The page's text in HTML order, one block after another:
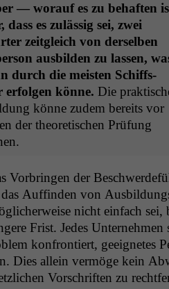
— worauf es zu behaften
es zuläs­sig sei, zwei
zeit­gle­ich von der­sel­ben
aus­bilden zu lassen,
durch die meis­ten Schiffs­
erfol­gen könne. Die
könne zudem bere­its vor
der the­o­retis­chen Prü­fung
Vor­brin­gen der
Auffind­en von
nicht ein­fach sei,
Frist. Jedes
kon­fron­tiert, geeignetes
Dies allein ver­möge kein
Vorschriften zu